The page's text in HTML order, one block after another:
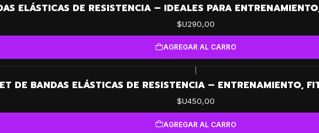
ELÁSTICAS DE RESISTENCIA – IDEALES PARA
$U290,00
AGREGAR AL CARRO
DE BANDAS ELÁSTICAS DE RESISTENCIA – ENTRENAMIENTO,
$U450,00
AGREGAR AL CARRO